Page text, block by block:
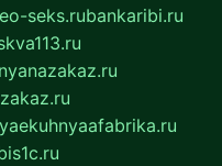
seks.rubankaribi.ru